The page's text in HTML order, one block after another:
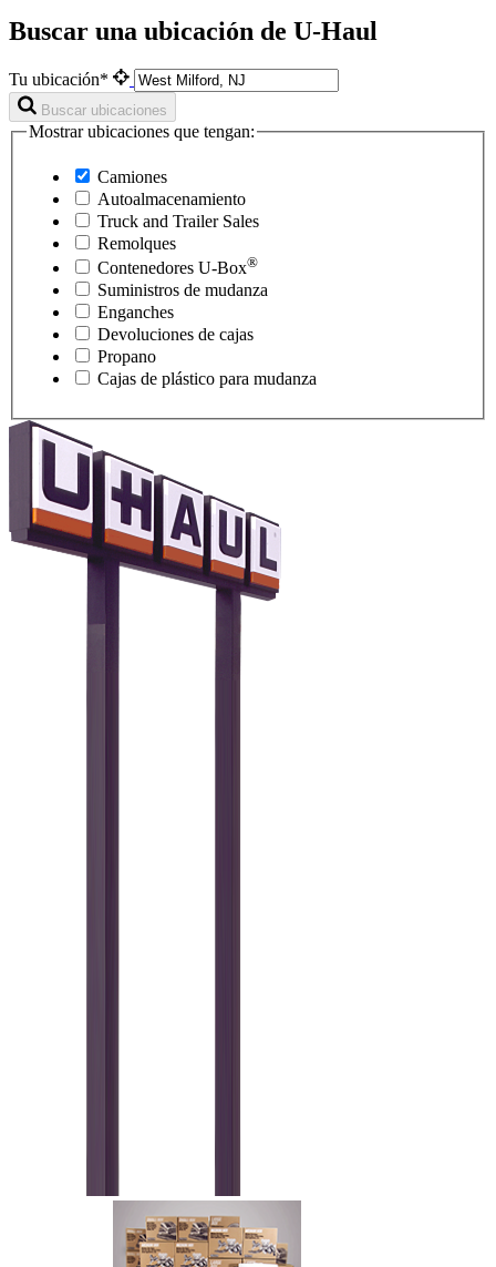
Buscar una ubicación de U-Haul
Tu ubicación*
Buscar ubicaciones
Mostrar ubicaciones que tengan:
Camiones
Autoalmacenamiento
Truck and Trailer Sales
Remolques
Contenedores U-Box®
Suministros de mudanza
Enganches
Devoluciones de cajas
Propano
Cajas de plástico para mudanza